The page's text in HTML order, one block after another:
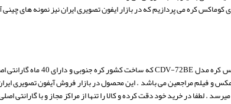
کره می پردازیم که در بازار ایفون تصویری ایران نیز نمونه های
و فیلم مراجعین می باشد . این محصول در بازار فروش آیفون تصویری
. لطفا در خرید خود دقت کرده و کالا را تنها از مراکز مجاز و با گارانتی